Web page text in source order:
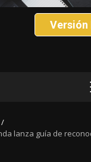
Versión
lanza guía de